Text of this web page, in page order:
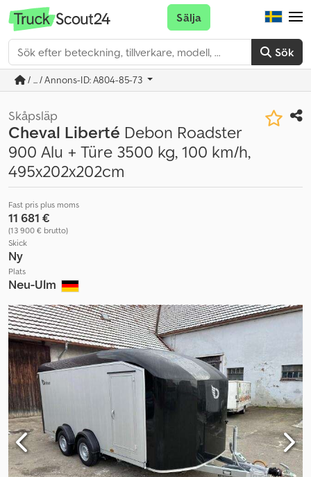
Sök
Sälja
/ ... / Annons-ID: A804-85-73
Skåpsläp
Cheval Liberté Debon Roadster
900 Alu + Türe 3500 kg, 100 km/h,
495x202x202cm
Fast pris plus moms
11 681 €
(13 900 € brutto)
Skick
Ny
Plats
Neu-Ulm